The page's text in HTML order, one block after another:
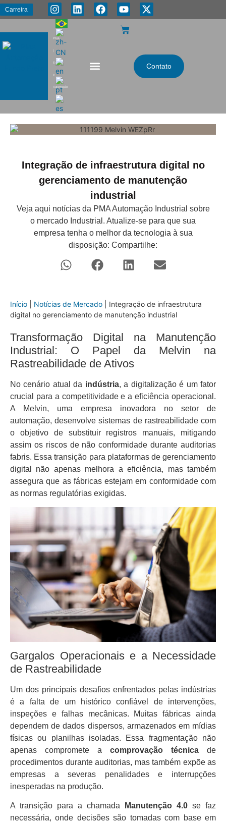
Carreira
PMA
Energia
e
Automação
Contato
Integração de infraestrutura digital no
gerenciamento de manutenção
industrial
Veja aqui notícias da PMA Automação Industrial sobre
o mercado Industrial. Atualize-se para que sua
empresa tenha o melhor da tecnologia à sua
disposição: Compartilhe:
Início Notícias de Mercado
Integração de infraestrutura
digital no gerenciamento de manutenção industrial
Transformação Digital na Manutenção
Industrial: O Papel da Melvin na
Rastreabilidade de Ativos
No cenário atual da indústria, a digitalização é um fator
crucial para a competitividade e a eficiência operacional.
A Melvin, uma empresa inovadora no setor de
automação, desenvolve sistemas de rastreabilidade com
o objetivo de substituir registros manuais, mitigando
assim os riscos de não conformidade durante auditorias
fabris. Essa transição para plataformas de gerenciamento
digital não apenas melhora a eficiência, mas também
assegura que as fábricas estejam em conformidade com
as normas regulatórias exigidas.
Gargalos Operacionais e a Necessidade
de Rastreabilidade
Um dos principais desafios enfrentados pelas indústrias
é a falta de um histórico confiável de intervenções,
inspeções e falhas mecânicas. Muitas fábricas ainda
dependem de dados dispersos, armazenados em mídias
físicas ou planilhas isoladas. Essa fragmentação não
apenas compromete a comprovação técnica de
procedimentos durante auditorias, mas também expõe as
empresas a severas penalidades e interrupções
inesperadas na produção.
A transição para a chamada Manutenção 4.0 se faz
necessária, onde decisões são tomadas com base em